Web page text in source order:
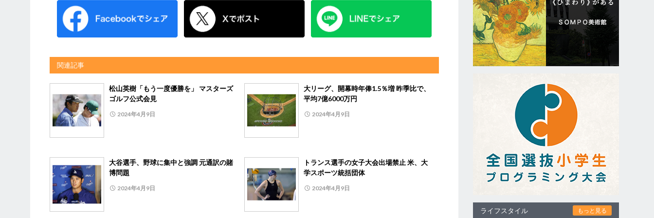
関連記事
松山英樹「もう一度優勝を」 マスターズ
ゴルフ公式会見
2024年4月9日
大リーグ、開幕時年俸1.5％増 昨季比で、
平均7億6000万円
2024年4月9日
大谷選手、野球に集中と強調 元通訳の賭
博問題
2024年4月9日
トランス選手の女子大会出場禁止 米、大
学スポーツ統括団体
2024年4月9日
ライフスタイル もっと見る